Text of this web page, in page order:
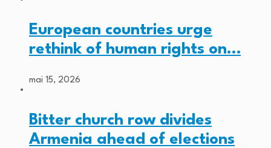
European countries urge
rethink of human rights on…
mai 15, 2026
Bitter church row divides
Armenia ahead of elections